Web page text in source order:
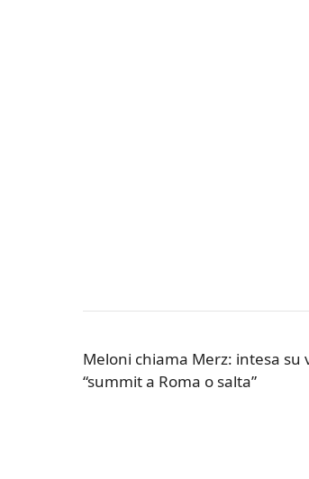
Meloni chiama Merz: intesa su
“summit a Roma o salta”